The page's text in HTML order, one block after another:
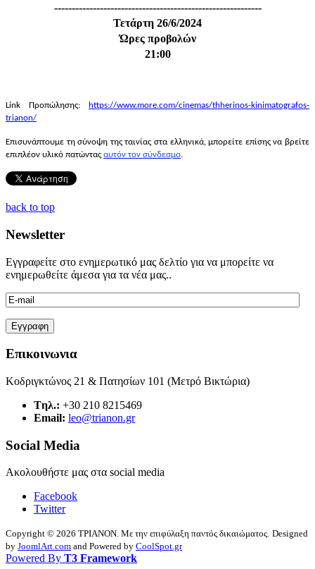
-----------------------------------------------------------
Τετάρτη 26/6/2024
Ώρες προβολών
21:00
Link Προπώλησης:
https://www.more.com/cinemas/thherinos-kinimatografos-
trianon/
Επισυνάπτουμε τη σύνοψη της ταινίας στα ελληνικά, μπορείτε επίσης να βρείτε
επιπλέον υλικό πατώντας αυτόν τον σύνδεσμο.
back to top
Newsletter
Εγγραφείτε στο ενημερωτικό μας δελτίο για να μπορείτε να
ενημερωθείτε άμεσα για τα νέα μας..
Επικοινωνια
Κοδριγκτώνος 21 & Πατησίων 101 (Μετρό Βικτώρια)
Tηλ.: +30 210 8215469
Email: leo@trianon.gr
Social Media
Ακολουθήστε μας στα social media
Facebook
Twitter
Copyright © 2026 ΤΡΙΑΝΟΝ. Με την επιφύλαξη παντός δικαιώματος. Designed
by JoomlArt.com and Powered by CoolSpot.gr
Powered By T3 Framework